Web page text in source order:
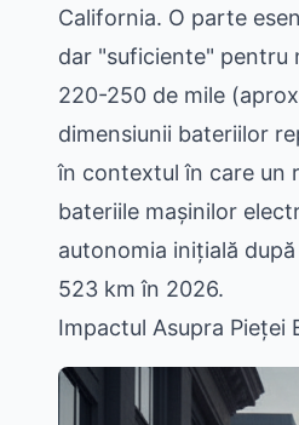
California. O parte
dar "suficiente" pentru
220-250 de mile
dimensiunii bateriilor
în contextul în care un
bateriile mașinilor
autonomia inițială
523 km în 2026.
Impactul Asupra Pieței